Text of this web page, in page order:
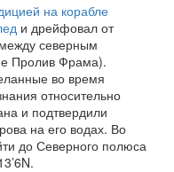
на корабле
и дрейфовал от
северным
Пролив Фрама).
во время
относительно
и подтвердили
на его водах. Во
до Северного полюса